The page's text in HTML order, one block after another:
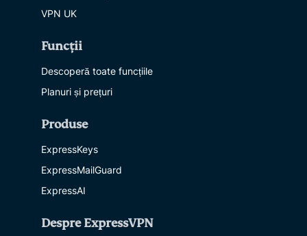
VPN UK
Funcții
Descoperă toate funcțiile
Planuri și prețuri
Produse
ExpressKeys
ExpressMailGuard
ExpressAI
Despre ExpressVPN